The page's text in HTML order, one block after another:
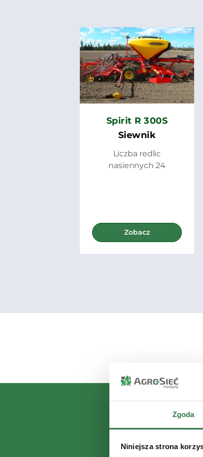
Zgoda
Niniejsza strona
Spirit R 300S
Siewnik
Liczba redlic
nasiennych 24
Zobacz